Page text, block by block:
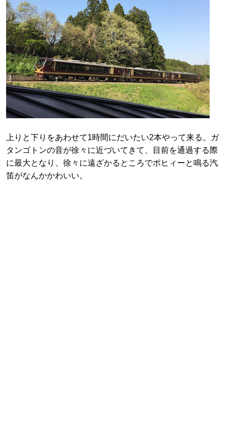
上りと下りをあわせて1時間にだいたい2本やって来る。ガ
タンゴトンの音が徐々に近づいてきて、目前を通過する際
に最大となり、徐々に遠ざかるところでポヒィーと鳴る汽
笛がなんかかわいい。